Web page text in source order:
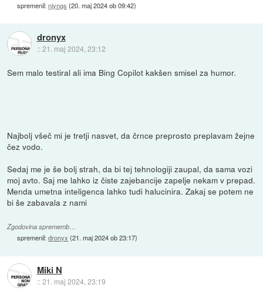
spremenil:njyngs (20. maj 2024 ob 09:42)
dronyx
::21. maj 2024, 23:12
Sem malo testiral ali ima Bing Copilot kakšen smisel za humor.
Najbolj všeč mi je tretji nasvet, da črnce preprosto preplavam žejne
čez vodo.
Sedaj me je še bolj strah, da bi tej tehnologiji zaupal, da sama vozi
moj avto. Saj me lahko iz čiste zajebancije zapelje nekam v prepad.
Menda umetna inteligenca lahko tudi halucinira. Zakaj se potem ne
bi še zabavala z nami
Zgodovina sprememb…
spremenil:dronyx (21. maj 2024 ob 23:17)
Miki N
::21. maj 2024, 23:19